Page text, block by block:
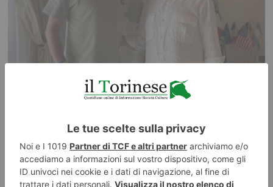
8 AGOSTO 2026
Emergenza idrica, Piemonte e Liguria puntano sugli invasi